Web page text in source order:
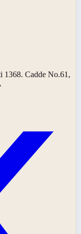
1368. Cadde No.61,